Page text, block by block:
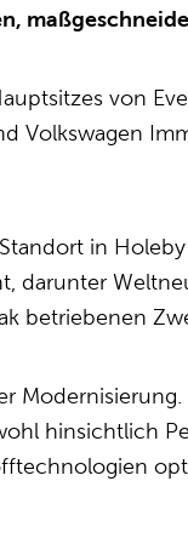
von
Volkswagen
in
darunter
betriebenen
Modernisierung.
hinsichtlich